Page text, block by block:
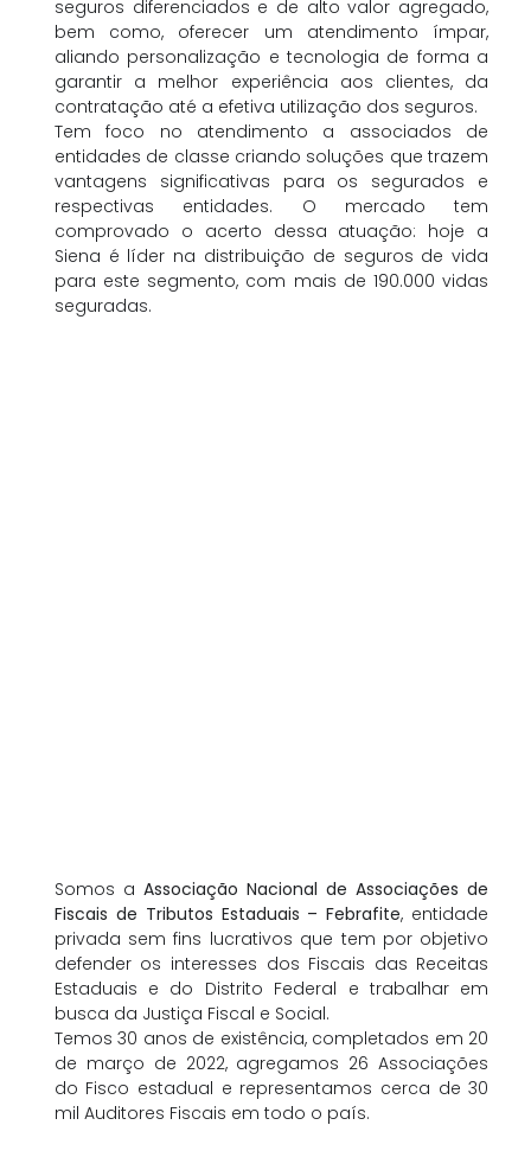
seguros diferenciados e de alto valor agregado,
bem como, oferecer um atendimento ímpar,
aliando personalização e tecnologia de forma a
garantir a melhor experiência aos clientes, da
contratação até a efetiva utilização dos seguros.
Tem foco no atendimento a associados de
entidades de classe criando soluções que trazem
vantagens significativas para os segurados e
respectivas entidades. O mercado tem
comprovado o acerto dessa atuação: hoje a
Siena é líder na distribuição de seguros de vida
para este segmento, com mais de 190.000 vidas
seguradas.
Somos a Associação Nacional de Associações de
Fiscais de Tributos Estaduais – Febrafite, entidade
privada sem fins lucrativos que tem por objetivo
defender os interesses dos Fiscais das Receitas
Estaduais e do Distrito Federal e trabalhar em
busca da Justiça Fiscal e Social.
Temos 30 anos de existência, completados em 20
de março de 2022, agregamos 26 Associações
do Fisco estadual e representamos cerca de 30
mil Auditores Fiscais em todo o país.